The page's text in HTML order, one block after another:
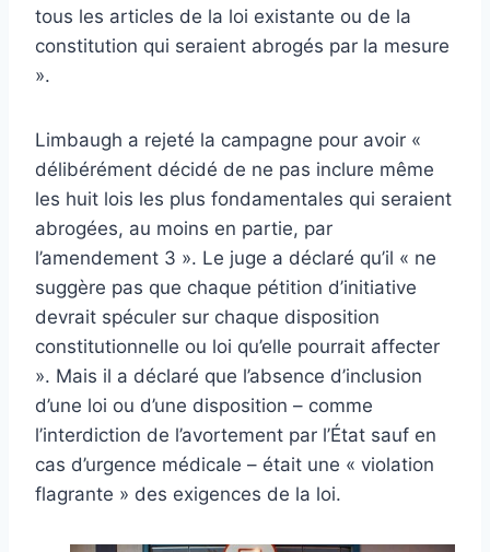
tous les articles de la loi existante ou de la
constitution qui seraient abrogés par la mesure
».
Limbaugh a rejeté la campagne pour avoir «
délibérément décidé de ne pas inclure même
les huit lois les plus fondamentales qui seraient
abrogées, au moins en partie, par
l’amendement 3 ». Le juge a déclaré qu’il « ne
suggère pas que chaque pétition d’initiative
devrait spéculer sur chaque disposition
constitutionnelle ou loi qu’elle pourrait affecter
». Mais il a déclaré que l’absence d’inclusion
d’une loi ou d’une disposition – comme
l’interdiction de l’avortement par l’État sauf en
cas d’urgence médicale – était une « violation
flagrante » des exigences de la loi.